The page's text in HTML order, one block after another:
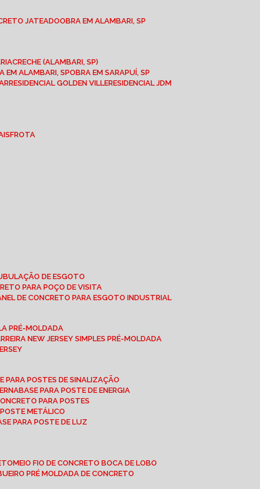
JATEADO
OBRA EM ALAMBARI, SP
CRECHE (ALAMBARI, SP)
EM ALAMBARI, SP
OBRA EM SARAPUÍ, SP
RESIDENCIAL GOLDEN VILLE RESIDENCIAL JDM
FROTA
DE ESGOTO
PARA POÇO DE VISITA
ANEL DE CONCRETO PARA ESGOTO INDUSTRIAL
PRÉ-MOLDADA
NEW JERSEY SIMPLES PRÉ-MOLDADA
PARA POSTES DE SINALIZAÇÃO
BASE PARA POSTE DE ENERGIA
PARA POSTES
POSTE METÁLICO
PARA POSTE DE LUZ
MEIO FIO DE CONCRETO BOCA DE LOBO
PRÉ MOLDADA DE CONCRETO